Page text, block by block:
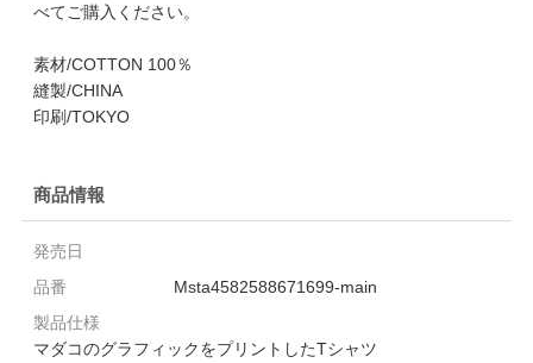
べてご購入ください。
素材/COTTON 100％
縫製/CHINA
印刷/TOKYO
商品情報
発売日
品番
Msta4582588671699-main
製品仕様
マダコのグラフィックをプリントしたTシャツ